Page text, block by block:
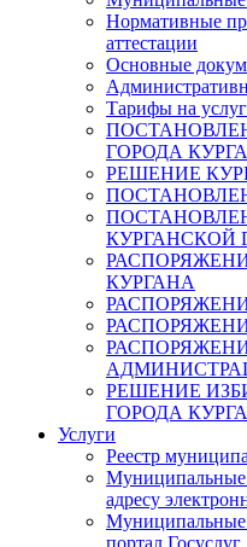
Нормативные
аттестации
Основные
Тарифы на
ГОРОДА
РЕШЕНИЕ
КУРГАНСКОЙ
КУРГАНА
РЕШЕНИЕ
ГОРОДА
Услуги
Реестр
Муниципальные
адресу
Муниципальные
портал Госуслуг